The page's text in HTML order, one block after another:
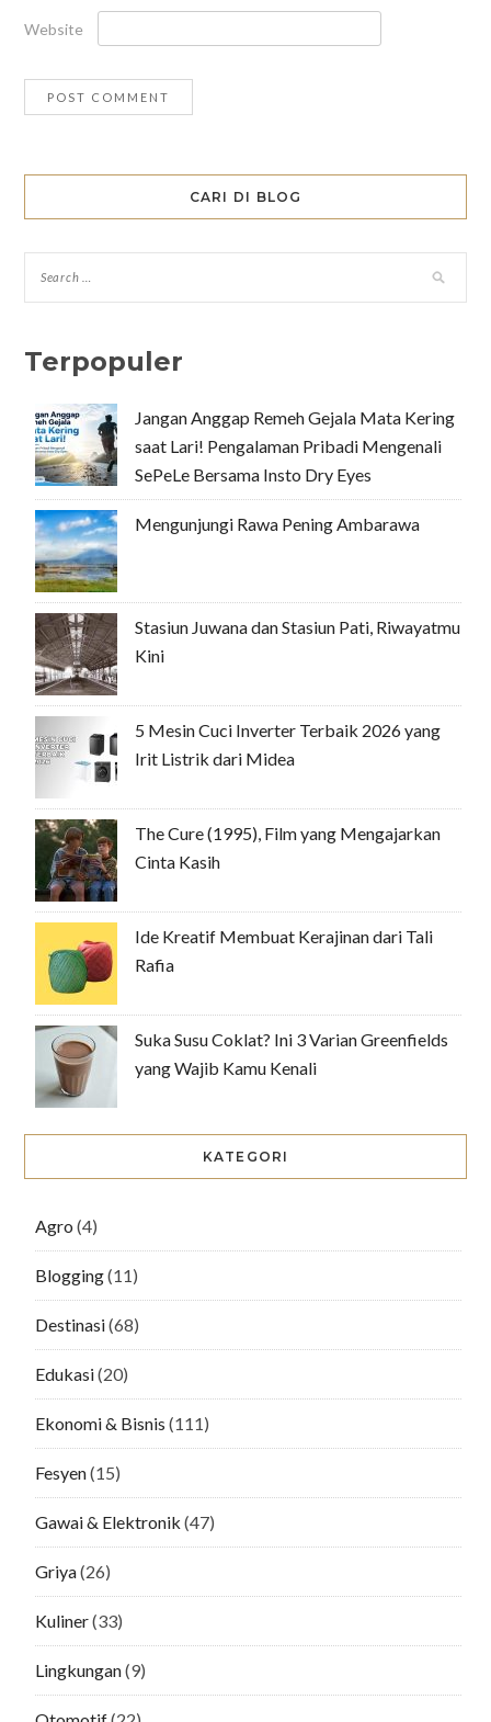
Website
CARI DI BLOG
Terpopuler
Jangan Anggap Remeh Gejala Mata Kering
saat Lari! Pengalaman Pribadi Mengenali
SePeLe Bersama Insto Dry Eyes
Mengunjungi Rawa Pening Ambarawa
Stasiun Juwana dan Stasiun Pati, Riwayatmu
Kini
5 Mesin Cuci Inverter Terbaik 2026 yang
Irit Listrik dari Midea
The Cure (1995), Film yang Mengajarkan
Cinta Kasih
Ide Kreatif Membuat Kerajinan dari Tali
Rafia
Suka Susu Coklat? Ini 3 Varian Greenfields
yang Wajib Kamu Kenali
KATEGORI
Agro (4)
Blogging(11)
Destinasi(68)
Edukasi(20)
Ekonomi & Bisnis (111)
Fesyen(15)
Gawai & Elektronik (47)
Griya(26)
Kuliner(33)
Lingkungan(9)